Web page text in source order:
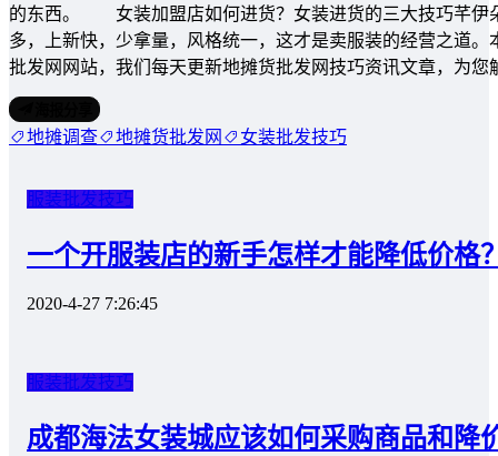
的东西。 女装加盟店如何进货？女装进货的三大技巧芊伊
多，上新快，少拿量，风格统一，这才是卖服装的经营之道
批发网网站，我们每天更新地摊货批发网技巧资讯文章，为您
地摊调查 地摊货批发网 女装批发技巧
服装批发技巧
一个开服装店的新手怎样才能降低价格
2020-4-27 7:26:45
服装批发技巧
成都海法女装城应该如何采购商品和降